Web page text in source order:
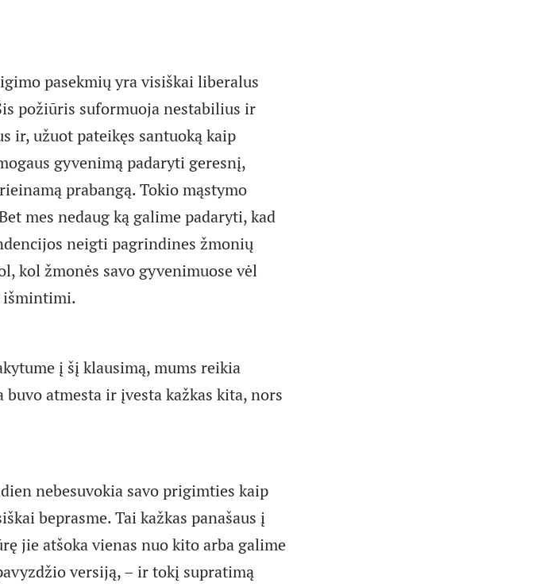
pasekmių yra visiškai liberalus
požiūris suformuoja nestabilius ir
ir, užuot pateikęs santuoką kaip
gyvenimą padaryti geresnį,
prabangą. Tokio mąstymo
mes nedaug ką galime padaryti, kad
neigti pagrindines žmonių
kol žmonės savo gyvenimuose vėl
išmintimi.
į šį klausimą, mums reikia
atmesta ir įvesta kažkas kita, nors
nebesuvokia savo prigimties kaip
beprasme. Tai kažkas panašaus į
jie atšoka vienas nuo kito arba galime
versiją, – ir tokį supratimą